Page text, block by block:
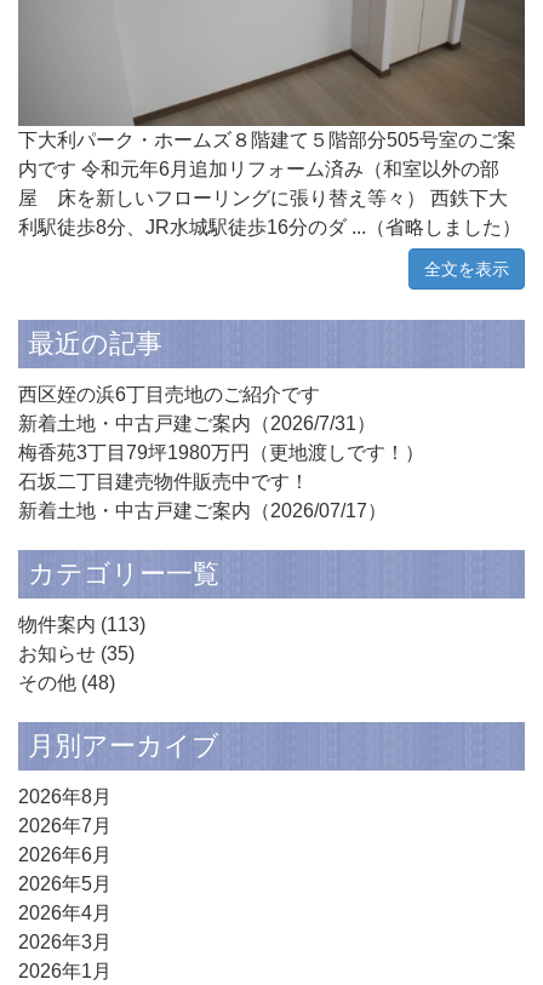
下大利パーク・ホームズ８階建て５階部分505号室のご案
内です 令和元年6月追加リフォーム済み（和室以外の部
屋 床を新しいフローリングに張り替え等々） 西鉄下大
利駅徒歩8分、JR水城駅徒歩16分のダ ...（省略しました）
全文を表示
最近の記事
西区姪の浜6丁目売地のご紹介です
新着土地・中古戸建ご案内（2026/7/31）
梅香苑3丁目79坪1980万円（更地渡しです！）
石坂二丁目建売物件販売中です！
新着土地・中古戸建ご案内（2026/07/17）
カテゴリー一覧
物件案内 (113)
お知らせ (35)
その他 (48)
月別アーカイブ
2026年8月
2026年7月
2026年6月
2026年5月
2026年4月
2026年3月
2026年1月